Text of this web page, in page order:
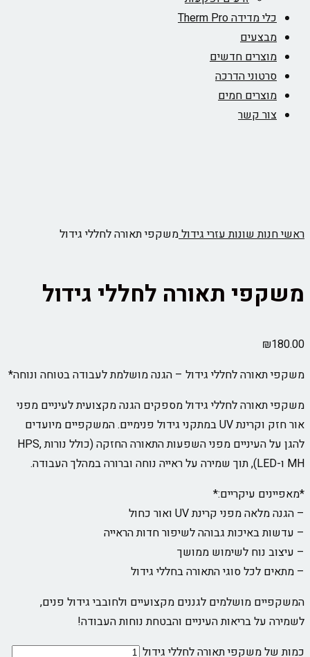
כלי מדידה Therm Pro
מבצעים
מוצרים חדשים
סרטוני הדרכה
מוצרים חמים
צור קשר
ראשיחנותשונותעזרי גידולמשקפי תאורה לחללי גידול
משקפי תאורה לחללי גידול
₪180.00
משקפי תאורה לחללי גידול – הגנה מושלמת לעבודה בטוחה ונוחה*
משקפי תאורה לחללי גידול מספקים הגנה מקצועית לעיניים מפני
אור חזק וקרינת UV במתקני גידול פנימיים. המשקפיים מיועדים
להגן על העיניים מפני השפעות התאורה החזקה (כולל נורות HPS,
MH ו-LED), תוך שמירה על ראייה נוחה וברורה במהלך העבודה.
*מאפיינים עיקריים:*
– הגנה מלאה מפני קרינת UV ואור כחול
– עדשות באיכות גבוהה לשיפור חדות הראייה
– עיצוב נוח לשימוש ממושך
– מתאים לכל סוגי התאורה בחללי גידול
המשקפיים מושלמים לגננים מקצועיים ולחובבי גידול פנים,
לשמירה על בריאות העיניים והבטחת נוחות העבודה!
כמות של משקפי תאורה לחללי גידול